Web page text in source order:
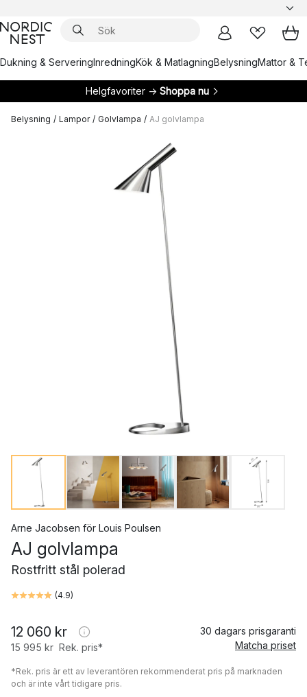
Dukning & ServeringInredningKök & MatlagningBelysningMattor &
Helgfavoriter → Shoppa nu
Belysning / Lampor / Golvlampa / AJ golvlampa
Arne Jacobsen för Louis Poulsen
AJ golvlampa
Rostfritt stål polerad
(4.9)
12 060 kr
15 995 kr Rek. pris*
30 dagars prisgaranti
Matcha priset
*Rek. pris är ett av leverantören rekommenderat pris på marknaden
och är inte vårt tidigare pris.